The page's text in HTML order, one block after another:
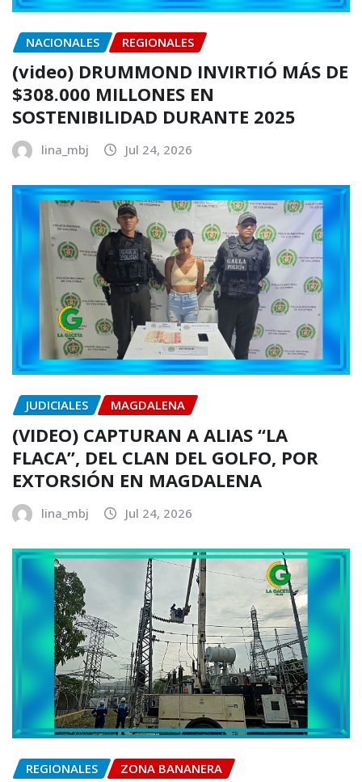
NACIONALES REGIONALES
(video) DRUMMOND INVIRTIÓ MÁS DE
$308.000 MILLONES EN
SOSTENIBILIDAD DURANTE 2025
lina_mbj Jul 24, 2026
JUDICIALES MAGDALENA
(VIDEO) CAPTURAN A ALIAS “LA
FLACA”, DEL CLAN DEL GOLFO, POR
EXTORSIÓN EN MAGDALENA
lina_mbj Jul 24, 2026
REGIONALES ZONA BANANERA